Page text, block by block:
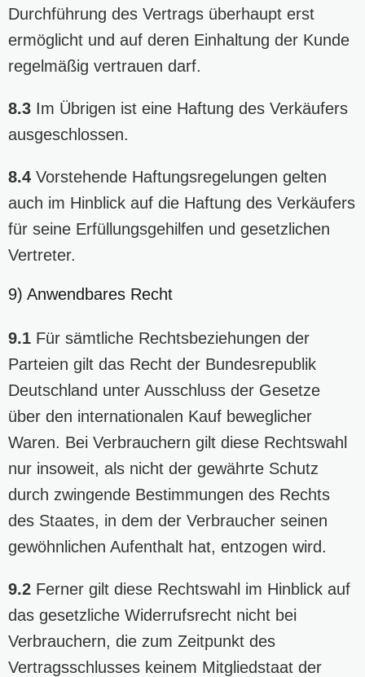
Durchführung des Vertrags überhaupt erst
ermöglicht und auf deren Einhaltung der Kunde
regelmäßig vertrauen darf.
8.3 Im Übrigen ist eine Haftung des Verkäufers
ausgeschlossen.
8.4 Vorstehende Haftungsregelungen gelten
auch im Hinblick auf die Haftung des Verkäufers
für seine Erfüllungsgehilfen und gesetzlichen
Vertreter.
9) Anwendbares Recht
9.1 Für sämtliche Rechtsbeziehungen der
Parteien gilt das Recht der Bundesrepublik
Deutschland unter Ausschluss der Gesetze
über den internationalen Kauf beweglicher
Waren. Bei Verbrauchern gilt diese Rechtswahl
nur insoweit, als nicht der gewährte Schutz
durch zwingende Bestimmungen des Rechts
des Staates, in dem der Verbraucher seinen
gewöhnlichen Aufenthalt hat, entzogen wird.
9.2 Ferner gilt diese Rechtswahl im Hinblick auf
das gesetzliche Widerrufsrecht nicht bei
Verbrauchern, die zum Zeitpunkt des
Vertragsschlusses keinem Mitgliedstaat der